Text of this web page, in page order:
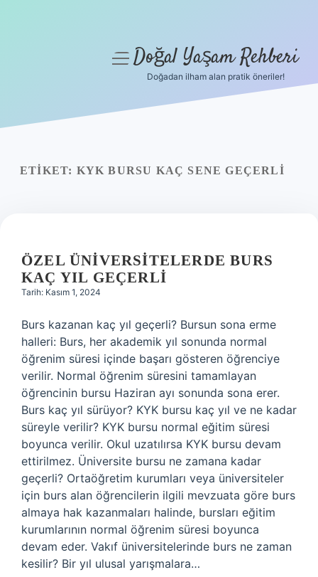
Yasal Uyarı
menüyüDoğal Yaşam Rehberi
Doğadan ilham alan pratik öneriler!
ETIKET: KYK BURSU KAÇ SENE GEÇERLI
ÖZEL ÜNIVERSITELERDE BURS
KAÇ YIL GEÇERLI
Tarih: Kasım 1, 2024
Burs kazanan kaç yıl geçerli? Bursun sona erme
halleri: Burs, her akademik yıl sonunda normal
öğrenim süresi içinde başarı gösteren öğrenciye
verilir. Normal öğrenim süresini tamamlayan
öğrencinin bursu Haziran ayı sonunda sona erer.
Burs kaç yıl sürüyor? KYK bursu kaç yıl ve ne kadar
süreyle verilir? KYK bursu normal eğitim süresi
boyunca verilir. Okul uzatılırsa KYK bursu devam
ettirilmez. Üniversite bursu ne zamana kadar
geçerli? Ortaöğretim kurumları veya üniversiteler
için burs alan öğrencilerin ilgili mevzuata göre burs
almaya hak kazanmaları halinde, bursları eğitim
kurumlarının normal öğrenim süresi boyunca
devam eder. Vakıf üniversitelerinde burs ne zaman
kesilir? Bir yıl ulusal yarışmalara…